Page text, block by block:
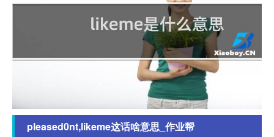
pleased0nt,likeme这话啥意思_作业帮